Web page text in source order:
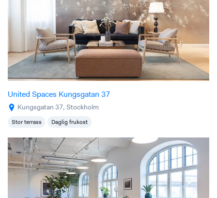
United Spaces Kungsgatan 37
Kungsgatan 37, Stockholm
Stor terrass Daglig frukost